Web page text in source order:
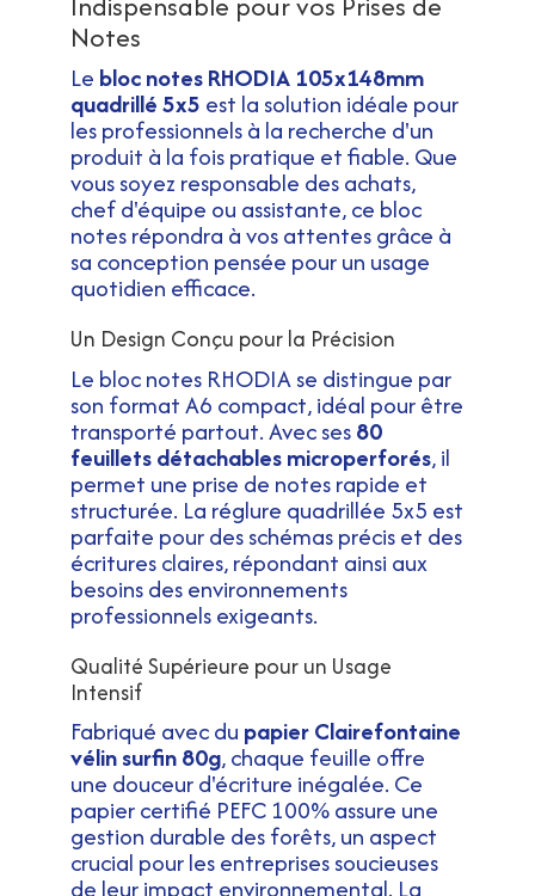
Notes
Le bloc notes RHODIA 105x148mm
quadrillé 5x5 est la solution idéale pour
les professionnels à la recherche d'un
produit à la fois pratique et fiable. Que
vous soyez responsable des achats,
chef d'équipe ou assistante, ce bloc
notes répondra à vos attentes grâce à
sa conception pensée pour un usage
quotidien efficace.
Un Design Conçu pour la Précision
Le bloc notes RHODIA se distingue par
son format A6 compact, idéal pour être
transporté partout. Avec ses80
feuillets détachables microperforés, il
permet une prise de notes rapide et
structurée. La réglure quadrillée 5x5 est
parfaite pour des schémas précis et des
écritures claires, répondant ainsi aux
besoins des environnements
professionnels exigeants.
Qualité Supérieure pour un Usage
Intensif
Fabriqué avec du papier Clairefontaine
vélin surfin 80g, chaque feuille offre
une douceur d'écriture inégalée. Ce
papier certifié PEFC 100% assure une
gestion durable des forêts, un aspect
crucial pour les entreprises soucieuses
de leur impact environnemental. La